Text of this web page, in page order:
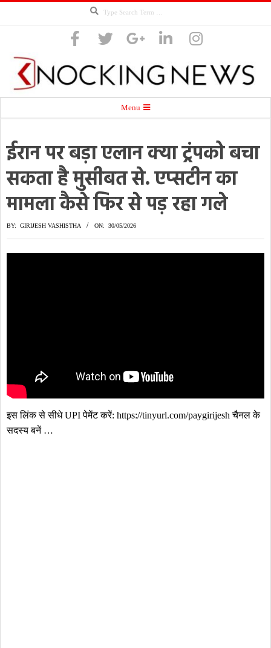
Knocking
News
Menu
ईरान पर बड़ा एलान क्या ट्रंपको बचा
सकता है मुसीबत से. एप्सटीन का
मामला कैसे फिर से पड़ रहा गले
BY: GIRIJESH VASHISTHA ON: 30/05/2026
इस लिंक से सीधे UPI पेमेंट करें: https://tinyurl.com/paygirijesh चैनल के
सदस्य बनें …